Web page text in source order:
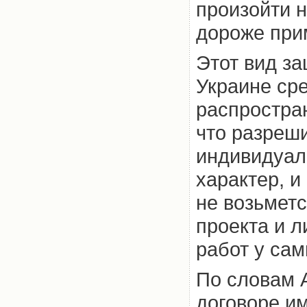
произойти
дороже
Этот вид
Украине
что
характер,
не
проекта и
работ у
По словам